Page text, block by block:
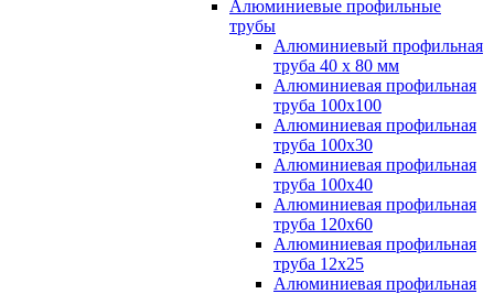
Алюминиевые профильные
трубы
Алюминиевый профильная
труба 40 х 80 мм
Алюминиевая профильная
труба 100х100
Алюминиевая профильная
труба 100х30
Алюминиевая профильная
труба 100х40
Алюминиевая профильная
труба 120х60
Алюминиевая профильная
труба 12x25
Алюминиевая профильная